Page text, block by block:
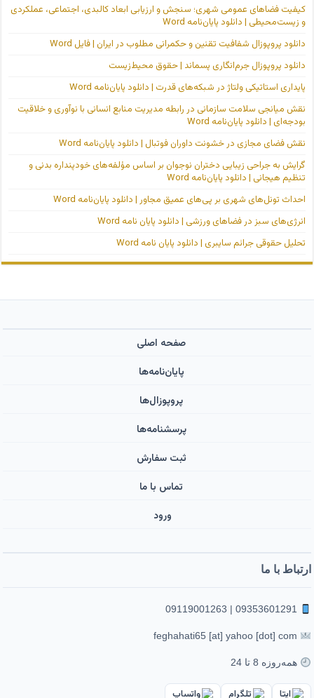
کیفیت فضاهای عمومی شهری؛ سنجش و ارزیابی ابعاد کالبدی، اجتماعی، عملکردی
و زیست‌محیطی | دانلود پایان‌نامه Word
دانلود پروپوزال شفافیت تقنین و حکمرانی مطلوب در ایران | فایل Word
دانلود پروپوزال جرم‌انگاری پسماند | حقوق محیط‌زیست
پایداری استاتیکی ولتاژ در شبکه‌های قدرت | دانلود پایان‌نامه Word
نقش میانجی سلامت سازمانی در رابطه مدیریت منابع انسانی با نوآوری و خلاقیت
بودجه‌ای | دانلود پایان‌نامه Word
نقش فضای مجازی در خشونت داوران فوتبال | دانلود پایان‌نامه Word
گرایش به جراحی زیبایی دختران نوجوان بر اساس مؤلفه‌های خودپنداره بدنی و
تنظیم هیجانی | دانلود پایان‌نامه Word
احداث تونل‌های شهری بر پی‌های عمیق مجاور | دانلود پایان‌نامه Word
انرژی‌های سبز در فضاهای ورزشی | دانلود پایان نامه Word
تحلیل حقوقی جرائم سایبری | دانلود پایان نامه Word
صفحه اصلی
پایان‌نامه‌ها
پروپوزال‌ها
پرسشنامه‌ها
ثبت سفارش
تماس با ما
ورود ‌
ارتباط با ما
همه‌روزه 8 تا 24
ایتا تلگرام واتساپ